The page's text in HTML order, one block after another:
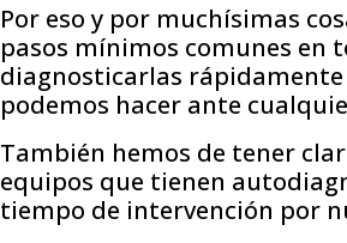
Por eso y por muchísimas
pasos mínimos comunes en
diagnosticarlas rápidamente
podemos hacer ante
También hemos de tener
equipos que tienen
tiempo de intervención por